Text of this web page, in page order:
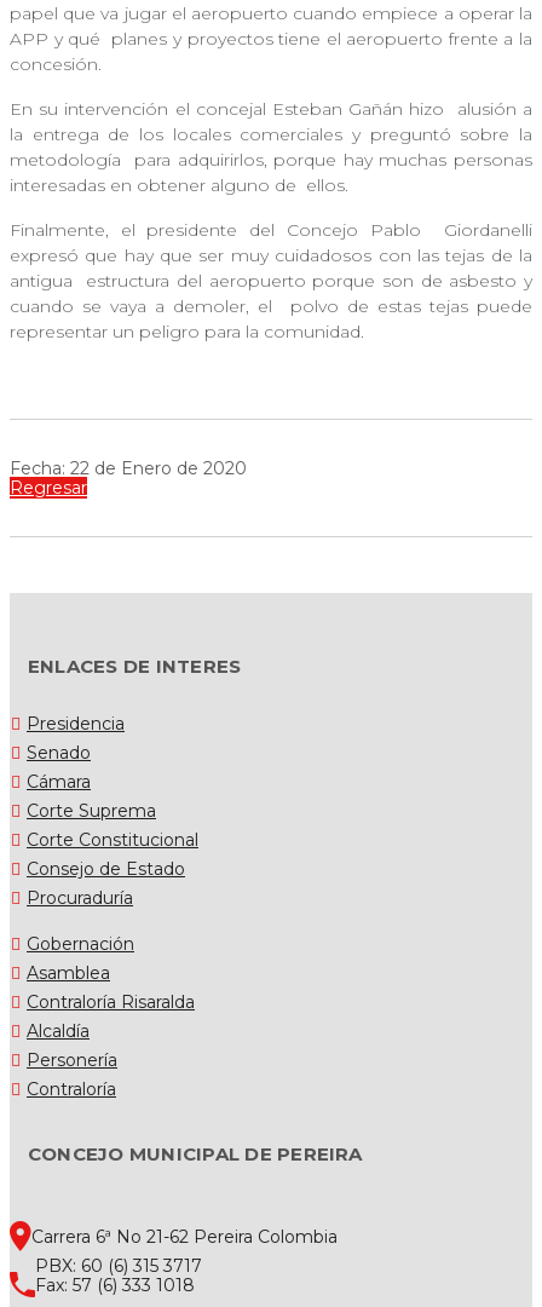
papel que va jugar el aeropuerto cuando empiece a operar la
APP y qué
planes y proyectos tiene el aeropuerto frente a la
concesión.
En su intervención el concejal Esteban Gañán hizo
alusión a
la entrega de los locales comerciales y preguntó sobre la
metodología
para adquirirlos, porque hay muchas personas
interesadas en obtener alguno de ellos.
Finalmente, el presidente del Concejo Pablo
Giordanelli
expresó que hay que ser muy cuidadosos con las tejas de la
antigua
estructura del aeropuerto porque son de asbesto y
cuando se vaya a demoler, el
polvo de estas tejas puede
representar un peligro para la comunidad.
Fecha: 22 de Enero de 2020
Regresar
ENLACES DE INTERES
Presidencia
Senado
Cámara
Corte Suprema
Corte Constitucional
Consejo de Estado
Procuraduría
Gobernación
Asamblea
Contraloría Risaralda
Alcaldía
Personería
Contraloría
CONCEJO MUNICIPAL DE PEREIRA
Carrera 6ª No 21-62 Pereira Colombia
PBX: 60 (6) 315 3717
Fax: 57 (6) 333 1018